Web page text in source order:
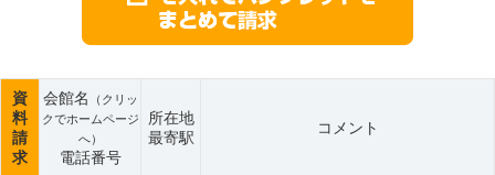
資
料
請
求
会館名
（クリッ
クでホームページ
へ）
電話番号
所在地
最寄駅
コメント